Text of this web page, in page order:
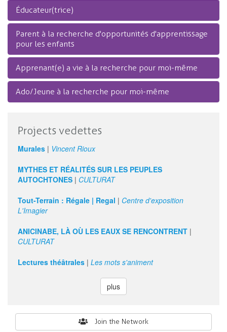
Éducateur(trice)
Parent à la recherche d'opportunités d'apprentissage
pour les enfants
Apprenant(e) a vie à la recherche pour moi-même
Ado/Jeune à la recherche pour moi-même
Projects vedettes
Murales | Vincent Rioux
MYTHES ET RÉALITÉS SUR LES PEUPLES
AUTOCHTONES | CULTURAT
Tout-Terrain : Régale | Regal | Centre d'exposition
L'Imagier
ANICINABE, LÀ OÙ LES EAUX SE RENCONTRENT |
CULTURAT
Lectures théâtrales | Les mots s'animent
plus
Join the Network